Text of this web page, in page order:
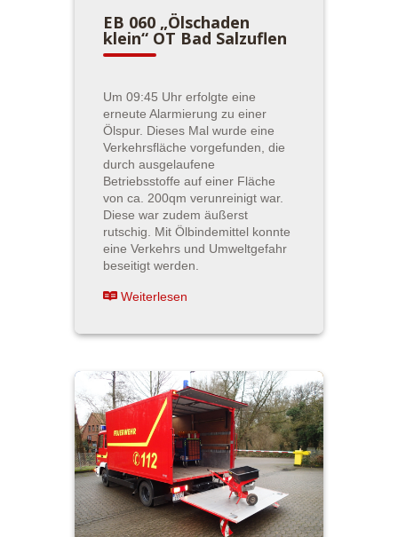
EB 060 „Ölschaden
klein“ OT Bad Salzuflen
Um 09:45 Uhr erfolgte eine
erneute Alarmierung zu einer
Ölspur. Dieses Mal wurde eine
Verkehrsfläche vorgefunden, die
durch ausgelaufene
Betriebsstoffe auf einer Fläche
von ca. 200qm verunreinigt war.
Diese war zudem äußerst
rutschig. Mit Ölbindemittel konnte
eine Verkehrs und Umweltgefahr
beseitigt werden.
Weiterlesen